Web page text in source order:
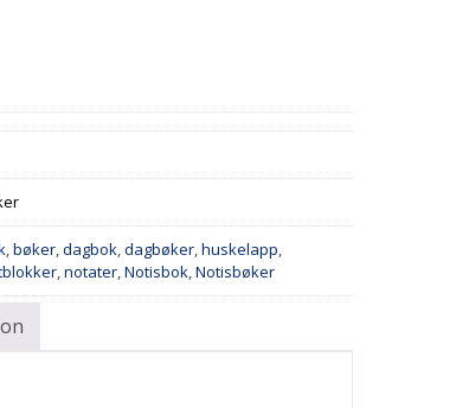
,bøker,dagbok,dagbøker,huskelapp,
,notater,Notisbok,Notisbøker